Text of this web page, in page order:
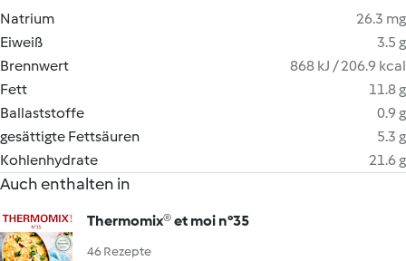
Natrium
26.3 mg
Eiweiß
3.5 g
Brennwert
868 kJ / 206.9 kcal
Fett
11.8 g
Ballaststoffe
0.9 g
gesättigte Fettsäuren
5.3 g
Kohlenhydrate
21.6 g
Auch enthalten in
Thermomix® et moi n°35
46 Rezepte